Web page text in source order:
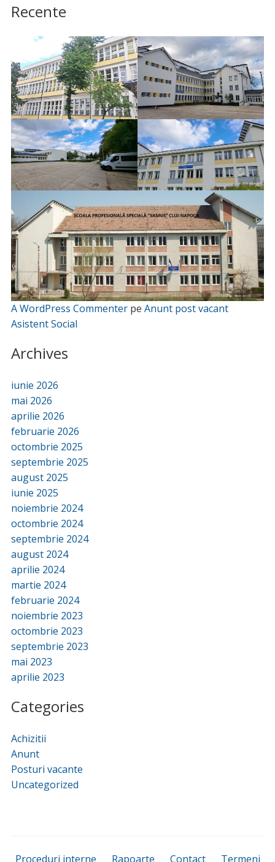
Recente
A WordPress Commenterpe Anunt post vacant
Asistent Social
Archives
iunie 2026
mai 2026
aprilie 2026
februarie 2026
octombrie 2025
septembrie 2025
august 2025
iunie 2025
noiembrie 2024
octombrie 2024
septembrie 2024
august 2024
aprilie 2024
martie 2024
februarie 2024
noiembrie 2023
octombrie 2023
septembrie 2023
mai 2023
aprilie 2023
Categories
Achizitii
Anunt
Posturi vacante
Uncategorized
Proceduri interne Rapoarte Contact Termeni